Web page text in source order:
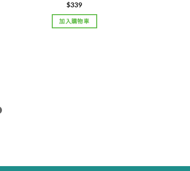
$339
加入購物車